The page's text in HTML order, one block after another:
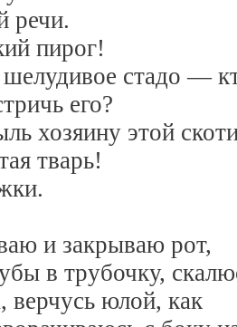
речи.
пирог!
стадо —
его?
хозяину этой
тварь!
и закрываю рот,
в трубочку,
верчусь юлой, как